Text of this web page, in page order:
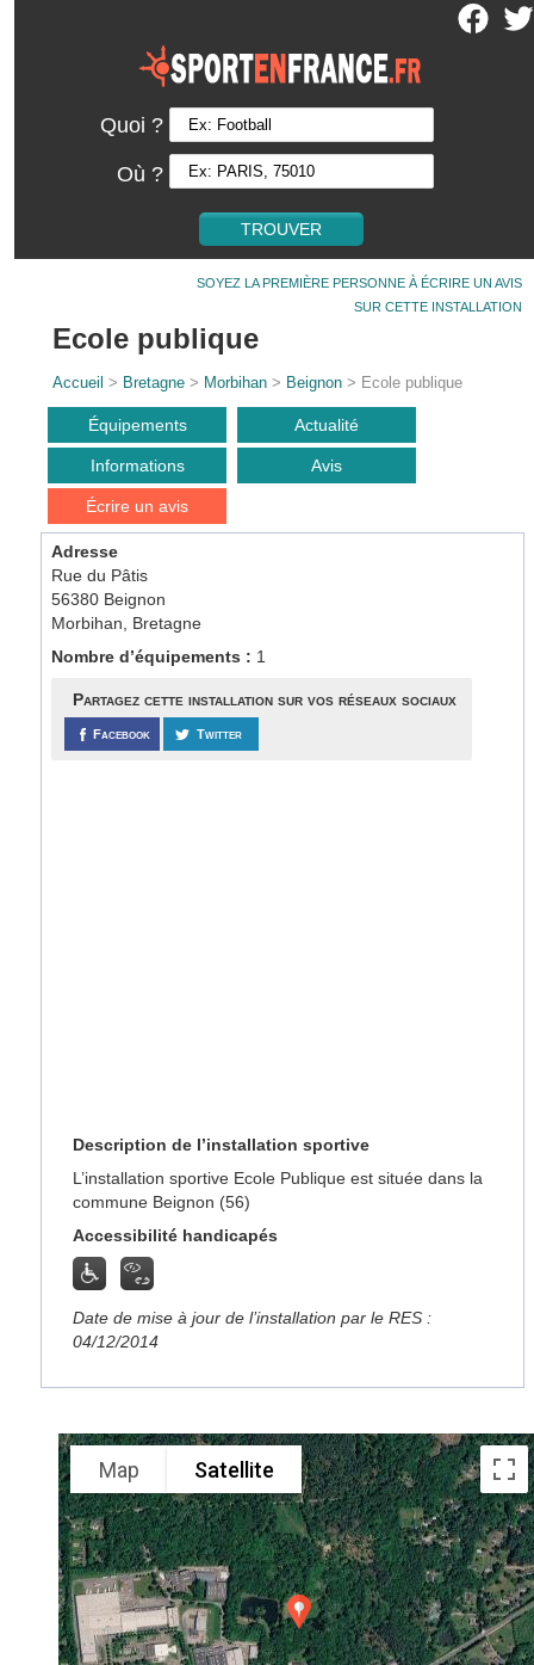
Quoi ?
Où ?
SOYEZ LA PREMIÈRE PERSONNE À ÉCRIRE UN AVIS
SUR CETTE INSTALLATION
Ecole publique
Accueil > Bretagne > Morbihan > Beignon > Ecole publique
Équipements Actualité
Informations Avis
Écrire un avis
Adresse
Rue du Pâtis
56380 Beignon
Morbihan, Bretagne
Nombre d’équipements : 1
Partagez cette installation sur vos réseaux sociaux
Facebook Twitter
Description de l’installation sportive
L’installation sportive Ecole Publique est située dans la
commune Beignon (56)
Accessibilité handicapés
Date de mise à jour de l’installation par le RES :
04/12/2014
Map Satellite